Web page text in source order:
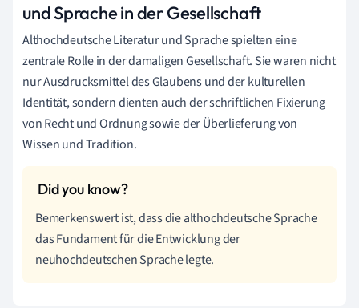
und Sprache in der Gesellschaft
Althochdeutsche Literatur und Sprache spielten eine
zentrale Rolle in der damaligen Gesellschaft. Sie waren nicht
nur Ausdrucksmittel des Glaubens und der kulturellen
Identität, sondern dienten auch der schriftlichen Fixierung
von Recht und Ordnung sowie der Überlieferung von
Wissen und Tradition.
Bemerkenswert ist, dass die althochdeutsche Sprache
das Fundament für die Entwicklung der
neuhochdeutschen Sprache legte.